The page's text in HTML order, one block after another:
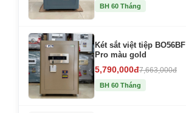
BH 60 Tháng
Két sắt việt tiệp BO56BF
Pro màu gold
5,790,000đ7,663,000đ
BH 60 Tháng